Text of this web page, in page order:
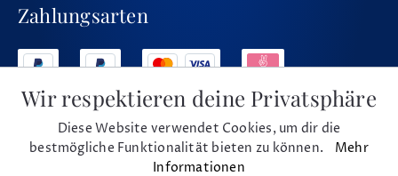
Zahlungsarten
Social Media
Wir respektieren deine Privatsphäre
Diese Website verwendet Cookies, um dir die
bestmögliche Funktionalität bieten zu können. Mehr
Informationen